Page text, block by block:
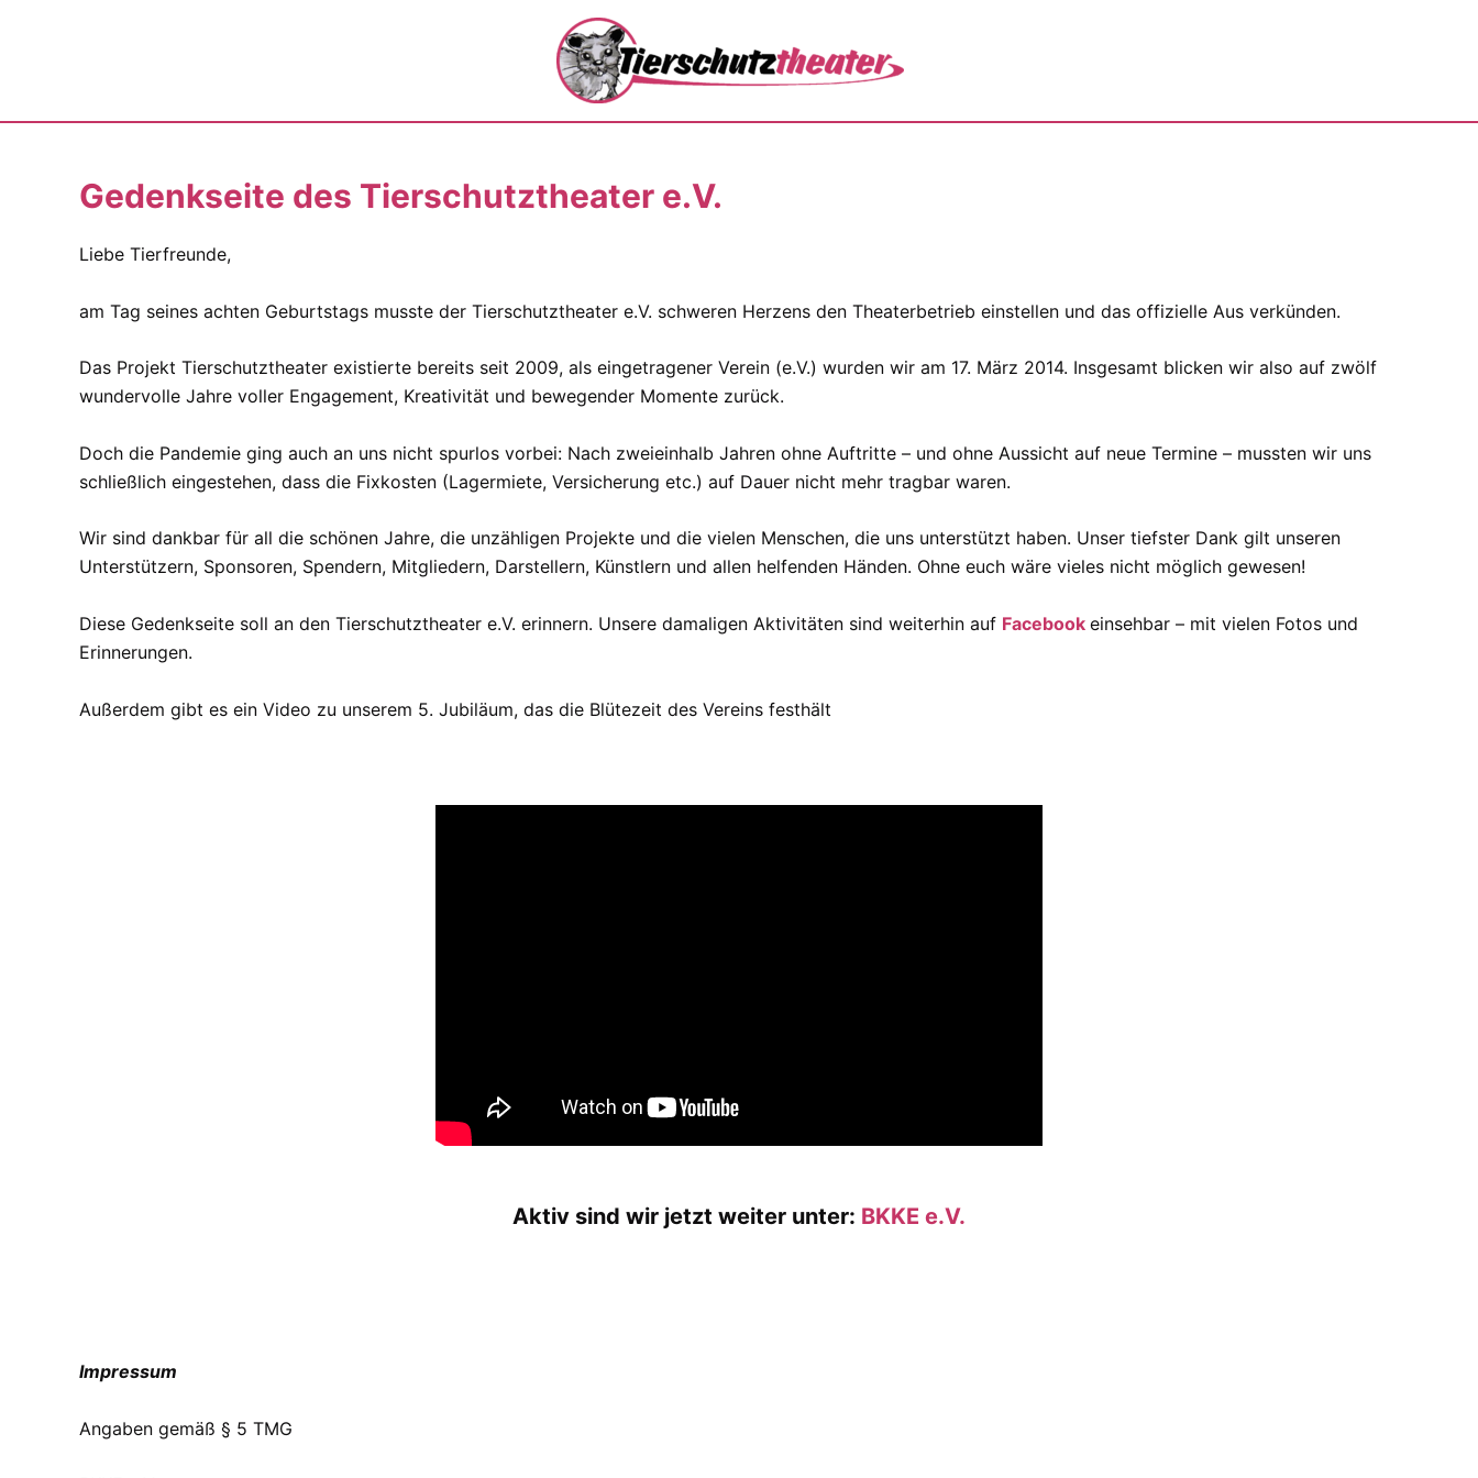
Gedenkseite des Tierschutztheater e.V.
Liebe Tierfreunde,
am Tag seines achten Geburtstags musste der Tierschutztheater e.V. schweren Herzens den Theaterbetrieb einstellen und das offizielle Aus verkünden.
Das Projekt Tierschutztheater existierte bereits seit 2009, als eingetragener Verein (e.V.) wurden wir am 17. März 2014. Insgesamt blicken wir also auf zwölf
wundervolle Jahre voller Engagement, Kreativität und bewegender Momente zurück.
Doch die Pandemie ging auch an uns nicht spurlos vorbei: Nach zweieinhalb Jahren ohne Auftritte – und ohne Aussicht auf neue Termine – mussten wir uns
schließlich eingestehen, dass die Fixkosten (Lagermiete, Versicherung etc.) auf Dauer nicht mehr tragbar waren.
Wir sind dankbar für all die schönen Jahre, die unzähligen Projekte und die vielen Menschen, die uns unterstützt haben. Unser tiefster Dank gilt unseren
Unterstützern, Sponsoren, Spendern, Mitgliedern, Darstellern, Künstlern und allen helfenden Händen. Ohne euch wäre vieles nicht möglich gewesen!
Diese Gedenkseite soll an den Tierschutztheater e.V. erinnern. Unsere damaligen Aktivitäten sind weiterhin auf Facebook einsehbar – mit vielen Fotos und
Erinnerungen.
Außerdem gibt es ein Video zu unserem 5. Jubiläum, das die Blütezeit des Vereins festhält
Aktiv sind wir jetzt weiter unter: BKKE e.V.
Impressum
Angaben gemäß § 5 TMG